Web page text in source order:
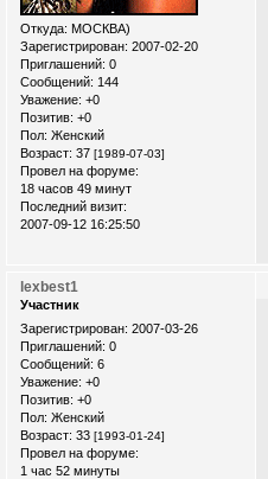
Откуда: МОСКВА)
Зарегистрирован: 2007-02-20
Приглашений: 0
Сообщений: 144
Уважение: +0
Позитив: +0
Пол: Женский
Возраст: 37 [1989-07-03]
Провел на форуме:
18 часов 49 минут
Последний визит:
2007-09-12 16:25:50
lexbest1
Участник
Зарегистрирован: 2007-03-26
Приглашений: 0
Сообщений: 6
Уважение: +0
Позитив: +0
Пол: Женский
Возраст: 33 [1993-01-24]
Провел на форуме:
1 час 52 минуты